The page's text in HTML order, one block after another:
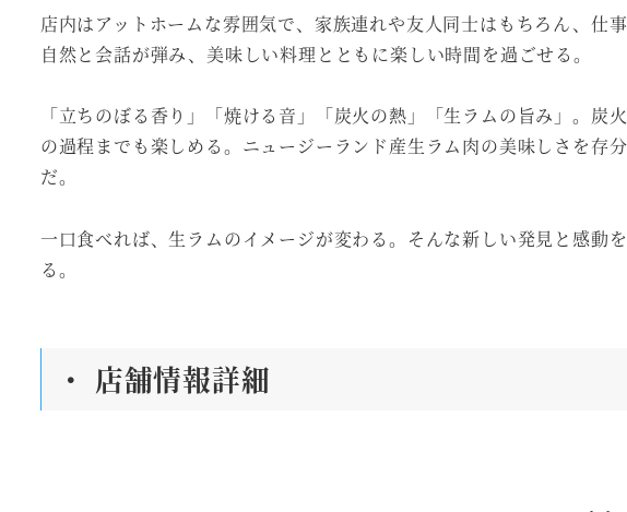
店内はアットホームな雰囲気で、家族連れや友人同士はもちろん、仕
自然と会話が弾み、美味しい料理とともに楽しい時間を過ごせる。
「立ちのぼる香り」「焼ける音」「炭火の熱」「生ラムの旨み」。
の過程までも楽しめる。ニュージーランド産生ラム肉の美味しさを存
だ。
一口食べれば、生ラムのイメージが変わる。そんな新しい発見と感動
る。
・ 店舗情報詳細